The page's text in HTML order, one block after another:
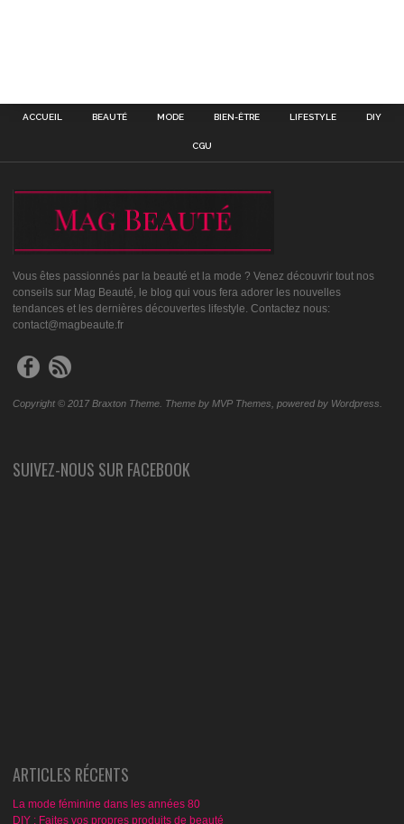
ACCUEIL BEAUTÉ MODE BIEN-ÊTRE LIFESTYLE DIY
CGU
Vous êtes passionnés par la beauté et la mode ? Venez découvrir tout nos
conseils sur Mag Beauté, le blog qui vous fera adorer les nouvelles
tendances et les dernières découvertes lifestyle. Contactez nous:
contact@magbeaute.fr
Copyright © 2017 Braxton Theme. Theme by MVP Themes, powered by Wordpress.
SUIVEZ-NOUS SUR FACEBOOK
ARTICLES RÉCENTS
La mode féminine dans les années 80
DIY : Faites vos propres produits de beauté